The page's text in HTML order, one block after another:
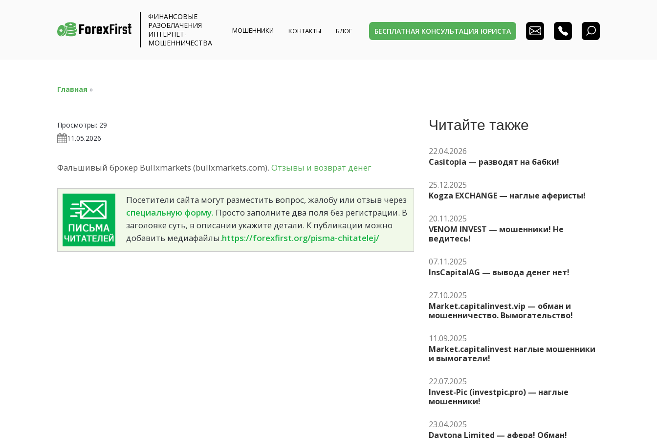
ФИНАНСОВЫЕ
РАЗОБЛАЧЕНИЯ
ИНТЕРНЕТ-
МОШЕННИЧЕСТВА
МОШЕННИКИ КОНТАКТЫ БЛОГ БЕСПЛАТНАЯ КОНСУЛЬТАЦИЯ ЮРИСТА
Главная »
Просмотры: 29
11.05.2026
Фальшивый брокер Bullxmarkets (bullxmarkets.com). Отзывы и возврат денег
Посетители сайта могут разместить вопрос, жалобу или отзыв через
специальную форму. Просто заполните два поля без регистрации. В
заголовке суть, в описании укажите детали. К публикации можно
добавить медиафайлы.https://forexfirst.org/pisma-chitatelej/
Читайте также
22.04.2026
Casitopia — разводят на бабки!
25.12.2025
Kogza EXCHANGE — наглые аферисты!
20.11.2025
VENOM INVEST — мошенники! Не
ведитесь!
07.11.2025
InsCapitalAG — вывода денег нет!
27.10.2025
Market.capitalinvest.vip — обман и
мошенничество. Вымогательство!
11.09.2025
Market.capitalinvest наглые мошенники
и вымогатели!
22.07.2025
Invest-Pic (investpic.pro) — наглые
мошенники!
23.04.2025
Daytona Limited — афера! Обман!